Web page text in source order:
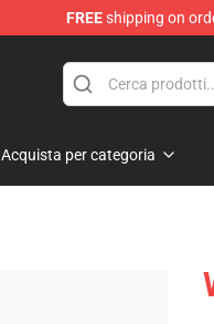
FREEshipping on
Acquista per categoria